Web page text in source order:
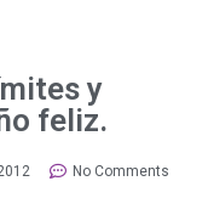
y
feliz.
No Comments